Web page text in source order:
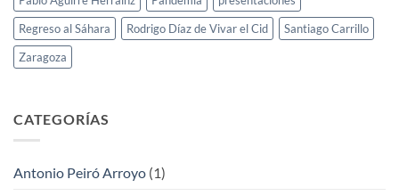
Regreso al Sáhara
Rodrigo Díaz de Vivar el Cid
Santiago Carrillo
Zaragoza
CATEGORÍAS
Antonio Peiró Arroyo (1)